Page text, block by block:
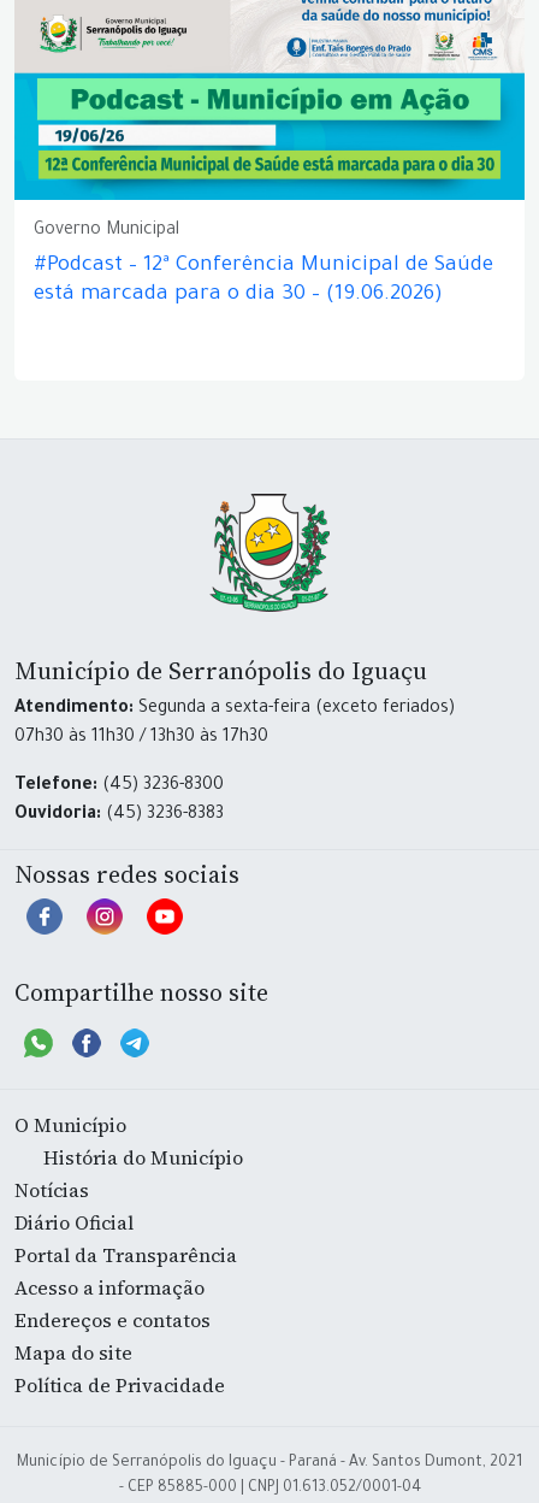
Governo Municipal
#Podcast – 12ª Conferência Municipal de Saúde
está marcada para o dia 30 – (19.06.2026)
Município de Serranópolis do Iguaçu
Atendimento: Segunda a sexta-feira (exceto feriados)
07h30 às 11h30 / 13h30 às 17h30
Telefone: (45) 3236-8300
Ouvidoria: (45) 3236-8383
Nossas redes sociais
Compartilhe nosso site
O Município
História do Município
Notícias
Diário Oficial
Portal da Transparência
Acesso a informação
Endereços e contatos
Mapa do site
Política de Privacidade
Município de Serranópolis do Iguaçu - Paraná - Av. Santos Dumont, 2021
- CEP 85885-000 | CNPJ 01.613.052/0001-04